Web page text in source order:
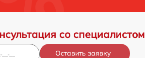
со специалистом
Оставить заявку